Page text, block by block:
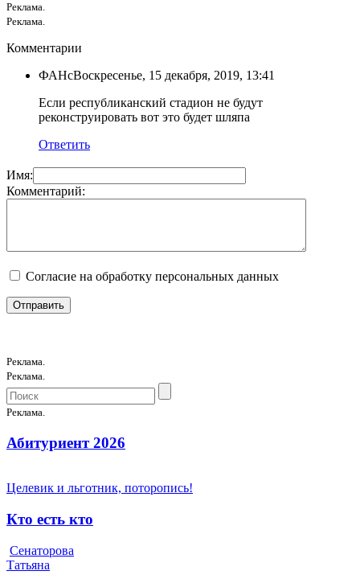
Реклама.
Реклама.
Комментарии
ФАНсВоскресенье, 15 декабря, 2019, 13:41
Если республиканский стадион не будут
реконструировать вот это будет шляпа
Ответить
Имя:
Комментарий:
Согласие на обработку персональных данных
Реклама.
Реклама.
Реклама.
Абитуриент 2026
Целевик и льготник, поторопись!
Кто есть кто
Сенаторова
Татьяна